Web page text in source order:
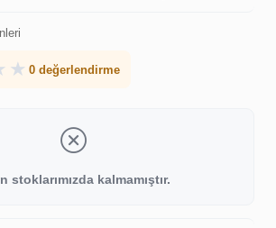
★ 0 değerlendirme
stoklarımızda kalmamıştır.